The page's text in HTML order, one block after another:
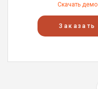
Скачать демо
Заказать